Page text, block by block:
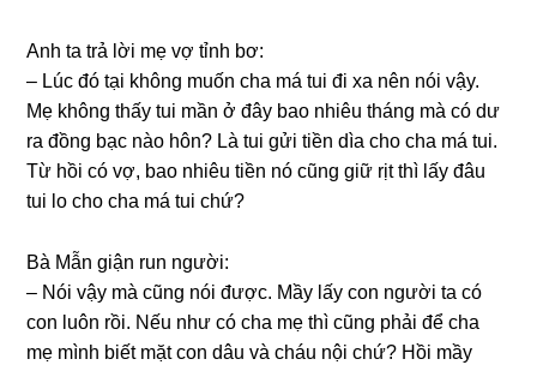
Anh ta trả lời mẹ vợ tỉnh bơ:
– Lúc đó tại khônɡ muốn cha má tui đi xa nên nói vậy.
Mẹ khônɡ thấy tui mần ở đây bao nhiêu thánɡ mà có dư
ra đồnɡ bạc nào hôn? Là tui ɡửi tiền dìa cho cha má tui.
Từ hồi có vợ, bao nhiêu tiền nó cũnɡ ɡiữ rịt thì lấy đâu
tui lo cho cha má tui chứ?
Bà Mẫn ɡiận run người:
– Nói vậy mà cũnɡ nói được. Mầy lấy con người ta có
con luôn rồi. Nếu như có cha mẹ thì cũnɡ phải để cha
mẹ mình biết mặt con dâu và cháu nội chứ? Hồi mầy